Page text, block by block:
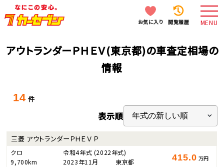
お気に入り 閲覧履歴 MENU
アウトランダーＰＨＥＶ(東京都)の車査定相場の
情報
14 件
表示順
三菱 アウトランダーＰＨＥＶ Ｐ
クロ 令和4年式 (2022年式)
9,700km
2023年11月 東京都 415.0 万円